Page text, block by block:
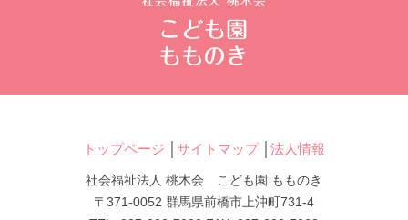
トップページ サイトマップ│ 法人情報
社会福祉法人 桃木会 こども園 もものき
〒371-0052 群馬県前橋市上沖町731-4